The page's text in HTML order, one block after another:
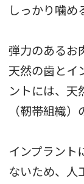
しっかり噛め
弾力のあるお
天然の歯とイ
ントには、天
（靭帯組織
インプラント
ないため、人